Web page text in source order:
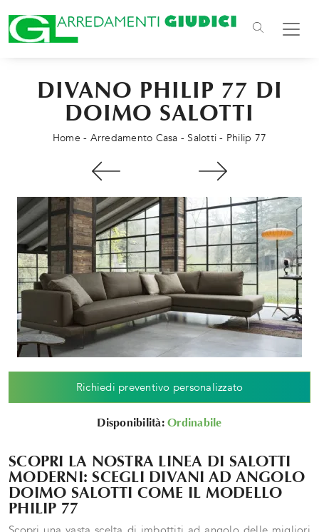
DIVANO PHILIP 77 DI
DOIMO SALOTTI
Home - Arredamento Casa - Salotti - Philip 77
Richiedi preventivo personalizzato
Disponibilità:Ordinabile
SCOPRI LA NOSTRA LINEA DI SALOTTI
MODERNI: SCEGLI DIVANI AD ANGOLO
DOIMO SALOTTI COME IL MODELLO
PHILIP 77